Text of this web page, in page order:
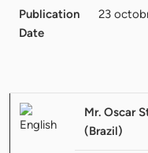
Publication
Date
23
Mr. Oscar
(Brazil)